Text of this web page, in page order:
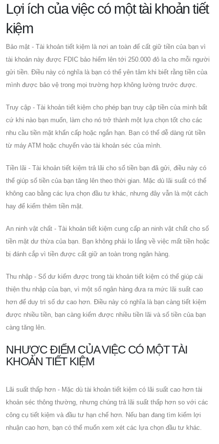
Lợi ích của việc có một tài khoản tiết
kiệm
Bảo mật - Tài khoản tiết kiệm là nơi an toàn để cất giữ tiền của bạn vì
tài khoản này được FDIC bảo hiểm lên tới 250.000 đô la cho mỗi người
gửi tiền. Điều này có nghĩa là bạn có thể yên tâm khi biết rằng tiền của
mình được bảo vệ trong mọi trường hợp không lường trước được.
Truy cập - Tài khoản tiết kiệm cho phép bạn truy cập tiền của mình bất
cứ khi nào bạn muốn, làm cho nó trở thành một lựa chọn tốt cho các
nhu cầu tiền mặt khẩn cấp hoặc ngắn hạn. Bạn có thể dễ dàng rút tiền
từ máy ATM hoặc chuyển vào tài khoản séc của mình.
Tiền lãi - Tài khoản tiết kiệm trả lãi cho số tiền bạn đã gửi, điều này có
thể giúp số tiền của bạn tăng lên theo thời gian. Mặc dù lãi suất có thể
không cao bằng các lựa chọn đầu tư khác, nhưng đây vẫn là một cách
hay để kiếm thêm tiền mặt.
An ninh vật chất - Tài khoản tiết kiệm cung cấp an ninh vật chất cho số
tiền mặt dư thừa của bạn. Bạn không phải lo lắng về việc mất tiền hoặc
bị đánh cắp vì tiền được cất giữ an toàn trong ngân hàng.
Thu nhập - Số dư kiếm được trong tài khoản tiết kiệm có thể giúp cải
thiện thu nhập của bạn, vì một số ngân hàng đưa ra mức lãi suất cao
hơn để duy trì số dư cao hơn. Điều này có nghĩa là bạn càng tiết kiệm
được nhiều tiền, bạn càng kiếm được nhiều tiền lãi và số tiền của bạn
càng tăng lên.
NHƯỢC ĐIỂM CỦA VIỆC CÓ MỘT TÀI
KHOẢN TIẾT KIỆM
Lãi suất thấp hơn - Mặc dù tài khoản tiết kiệm có lãi suất cao hơn tài
khoản séc thông thường, nhưng chúng trả lãi suất thấp hơn so với các
công cụ tiết kiệm và đầu tư hạn chế hơn. Nếu bạn đang tìm kiếm lợi
nhuận cao hơn, bạn có thể muốn xem xét các lựa chọn đầu tư khác.